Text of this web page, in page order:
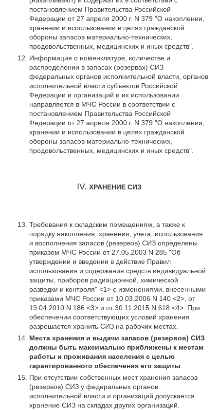
постановлением Правительства Российской
Федерации от 27 апреля 2000 г. N 379 "О накоплении,
хранении и использовании в целях гражданской
обороны запасов материально-технических,
продовольственных, медицинских и иных средств".
Информация о номенклатуре, количестве и
распределении в запасах (резервах) СИЗ
федеральных органов исполнительной власти, органов
исполнительной власти субъектов Российской
Федерации и организаций и их использовании
направляется в МЧС России в соответствии с
постановлением Правительства Российской
Федерации от 27 апреля 2000 г. N 379 "О накоплении,
хранении и использовании в целях гражданской
обороны запасов материально-технических,
продовольственных, медицинских и иных средств".
IV. ХРАНЕНИЕ СИЗ
Требования к складским помещениям, а также к
порядку накопления, хранения, учета, использования
и восполнения запасов (резервов) СИЗ определены
приказом МЧС России от 27.05.2003 N 285 "Об
утверждении и введении в действие Правил
использования и содержания средств индивидуальной
защиты, приборов радиационной, химической
разведки и контроля" <1> с изменениями, внесенными
приказами МЧС России от 10.03.2006 N 140 <2>, от
19.04.2010 N 186 <3> и от 30.11.2015 N 618 <4>. При
обеспечении соответствующих условий хранения
разрешается хранить СИЗ на рабочих местах.
Места хранения и выдачи запасов (резервов) СИЗ
должны быть максимально приближены к местам
работы и проживания населения с целью
гарантированного обеспечения его защиты.
При отсутствии собственных мест хранения запасов
(резервов) СИЗ у федеральных органов
исполнительной власти и организаций допускается
хранение СИЗ на складах других организаций.